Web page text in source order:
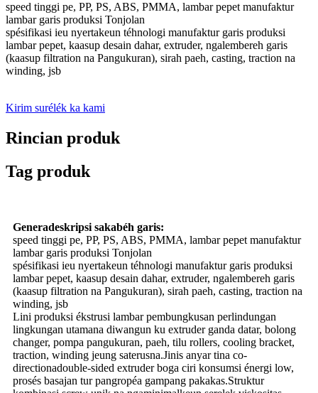
speed tinggi pe, PP, PS, ABS, PMMA, lambar pepet manufaktur
lambar garis produksi Tonjolan
spésifikasi ieu nyertakeun téhnologi manufaktur garis produksi
lambar pepet, kaasup desain dahar, extruder, ngalembereh garis
(kaasup filtration na Pangukuran), sirah paeh, casting, traction na
winding, jsb
Kirim surélék ka kami
Rincian produk
Tag produk
Generadeskripsi sakabéh garis:
speed tinggi pe, PP, PS, ABS, PMMA, lambar pepet manufaktur
lambar garis produksi Tonjolan
spésifikasi ieu nyertakeun téhnologi manufaktur garis produksi
lambar pepet, kaasup desain dahar, extruder, ngalembereh garis
(kaasup filtration na Pangukuran), sirah paeh, casting, traction na
winding, jsb
Lini produksi ékstrusi lambar pembungkusan perlindungan
lingkungan utamana diwangun ku extruder ganda datar, bolong
changer, pompa pangukuran, paeh, tilu rollers, cooling bracket,
traction, winding jeung saterusna.Jinis anyar tina co-
directionadouble-sided extruder boga ciri konsumsi énergi low,
prosés basajan tur pangropéa gampang pakakas.Struktur